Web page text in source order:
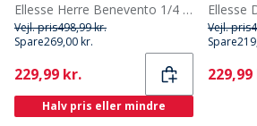
Ellesse Herre Benevento 1/4 Zip Sweatshirt Light Grey Marl
Vejl. pris498,99 kr.
Spare269,00 kr.
Current
229,99 kr.
Halv pris eller mindre
Vejl. pris
Spare